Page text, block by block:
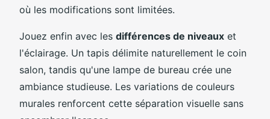
où les modifications sont limitées.
Jouez enfin avec les différences de niveaux et
l'éclairage. Un tapis délimite naturellement le coin
salon, tandis qu'une lampe de bureau crée une
ambiance studieuse. Les variations de couleurs
murales renforcent cette séparation visuelle sans